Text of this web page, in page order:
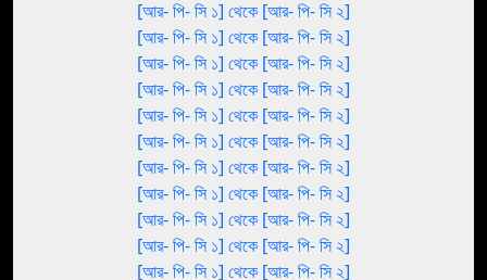
[আর- পি- সি ১] থেকে [আর- পি- সি ২]
[আর- পি- সি ১] থেকে [আর- পি- সি ২]
[আর- পি- সি ১] থেকে [আর- পি- সি ২]
[আর- পি- সি ১] থেকে [আর- পি- সি ২]
[আর- পি- সি ১] থেকে [আর- পি- সি ২]
[আর- পি- সি ১] থেকে [আর- পি- সি ২]
[আর- পি- সি ১] থেকে [আর- পি- সি ২]
[আর- পি- সি ১] থেকে [আর- পি- সি ২]
[আর- পি- সি ১] থেকে [আর- পি- সি ২]
[আর- পি- সি ১] থেকে [আর- পি- সি ২]
[আর- পি- সি ১] থেকে [আর- পি- সি ২]